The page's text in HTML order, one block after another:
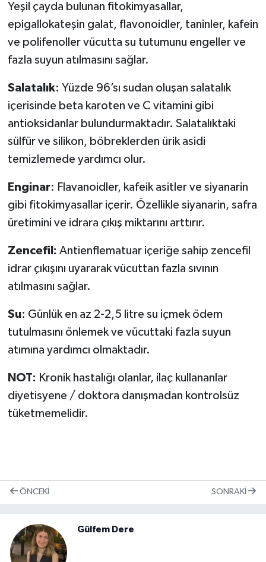
Yeşil çayda bulunan fitokimyasallar,
epigallokateşin galat, flavonoidler, taninler, kafein
ve polifenoller vücutta su tutumunu engeller ve
fazla suyun atılmasını sağlar.
Salatalık: Yüzde 96’sı sudan oluşan salatalık
içerisinde beta karoten ve C vitamini gibi
antioksidanlar bulundurmaktadır. Salatalıktaki
sülfür ve silikon, böbreklerden ürik asidi
temizlemede yardımcı olur.
Enginar: Flavanoidler, kafeik asitler ve siyanarin
gibi fitokimyasallar içerir. Özellikle siyanarin, safra
üretimini ve idrara çıkış miktarını arttırır.
Zencefil: Antienflematuar içeriğe sahip zencefil
idrar çıkışını uyararak vücuttan fazla sıvının
atılmasını sağlar.
Su: Günlük en az 2-2,5 litre su içmek ödem
tutulmasını önlemek ve vücuttaki fazla suyun
atımına yardımcı olmaktadır.
NOT: Kronik hastalığı olanlar, ilaç kullananlar
diyetisyene / doktora danışmadan kontrolsüz
tüketmemelidir.
ÖNCEKI SONRAKI
Gülfem Dere